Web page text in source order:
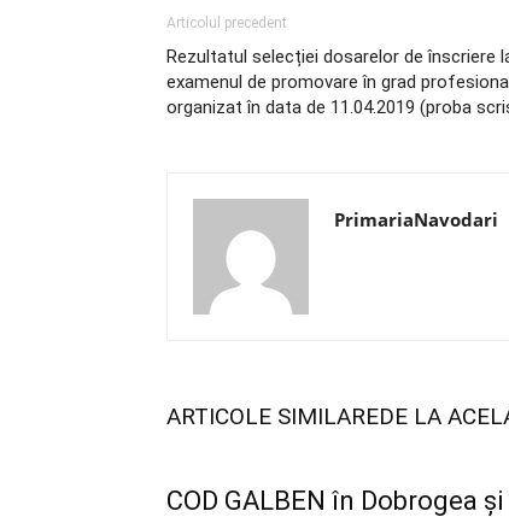
Articolul precedent
Rezultatul selecției dosarelor de înscriere
examenul de promovare în grad
organizat în data de 11.04.2019 (proba
PrimariaNavodari
ARTICOLE SIMILAREDE LA
COD GALBEN în Dobrogea